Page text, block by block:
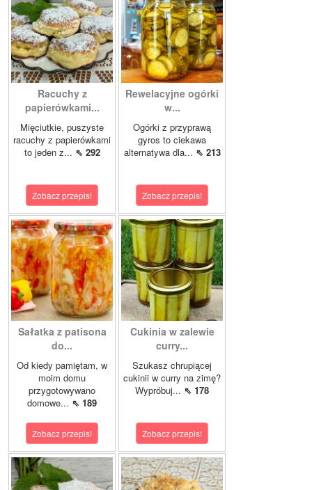
Racuchy z
papierówkami...
Mięciutkie, puszyste
racuchy z papierówkami
to jeden z... ⇖ 292
Zobacz przepis!
Rewelacyjne ogórki
w...
Ogórki z przyprawą
gyros to ciekawa
alternatywa dla... ⇖ 213
Zobacz przepis!
Sałatka z patisona
do...
Od kiedy pamiętam, w
moim domu
przygotowywano
domowe... ⇖ 189
Zobacz przepis!
Cukinia w zalewie
curry...
Szukasz chrupiącej
cukinii w curry na zimę?
Wypróbuj... ⇖ 178
Zobacz przepis!